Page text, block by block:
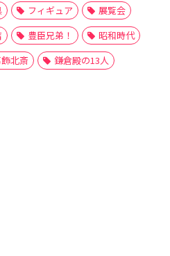
フィギュア
展覧会
豊臣兄弟！
昭和時代
北斎 鎌倉殿の13人